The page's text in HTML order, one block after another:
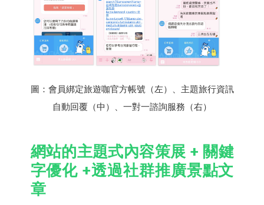
圖：會員綁定旅遊咖官方帳號（左）、主題旅行資訊
自動回覆（中）、一對一諮詢服務（右）
網站的主題式內容策展 + 關鍵
字優化 +透過社群推廣景點文
章